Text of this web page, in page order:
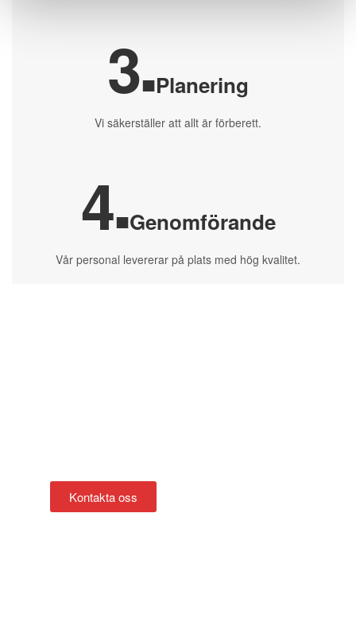
3■Planering
Vi säkerställer att allt är förberett.
4■Genomförande
Vår personal levererar på plats med hög kvalitet.
Kontakta oss